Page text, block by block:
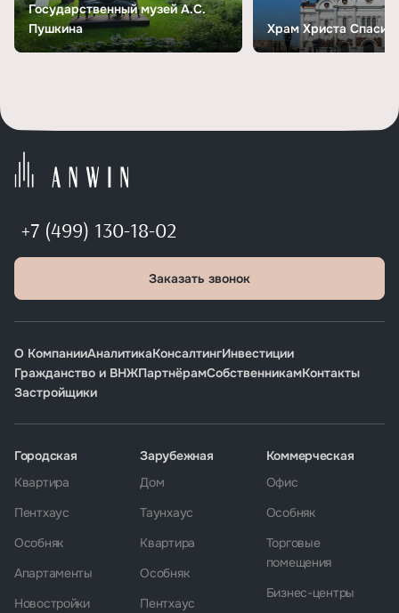
Государственный музей А.С.
Пушкина
Храм Христа
+7 (499) 130-18-02
Заказать звонок
О КомпанииАналитикаКонсалтингИнвестиции
Гражданство и ВНЖПартнёрамСобственникамКонтакты
Застройщики
Городская
Квартира
Пентхаус
Особняк
Апартаменты
Новостройки
Зарубежная
Дом
Таунхаус
Квартира
Особняк
Пентхаус
Коммерческая
Офис
Особняк
Торговые
помещения
Бизнес-центры